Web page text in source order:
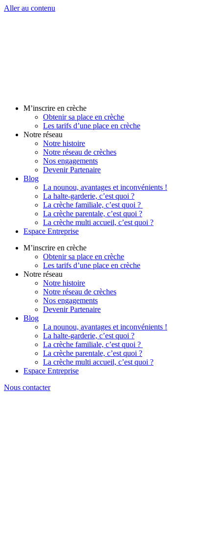
Aller au contenu
M’inscrire en crèche
Obtenir sa place en crèche
Les tarifs d’une place en crèche
Notre réseau
Notre histoire
Notre réseau de crèches
Nos engagements
Devenir Partenaire
Blog
La nounou, avantages et inconvénients !
La halte-garderie, c’est quoi ?
La crèche familiale, c’est quoi ?
La crèche parentale, c’est quoi ?
La crèche multi accueil, c’est quoi ?
Espace Entreprise
M’inscrire en crèche
Obtenir sa place en crèche
Les tarifs d’une place en crèche
Notre réseau
Notre histoire
Notre réseau de crèches
Nos engagements
Devenir Partenaire
Blog
La nounou, avantages et inconvénients !
La halte-garderie, c’est quoi ?
La crèche familiale, c’est quoi ?
La crèche parentale, c’est quoi ?
La crèche multi accueil, c’est quoi ?
Espace Entreprise
Nous contacter